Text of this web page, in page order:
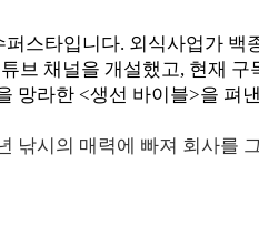
스타입니다. 외식사업가
브 채널을 개설했고, 현재 구
망라한 <생선 바이블>을 펴
낚시의 매력에 빠져 회사를